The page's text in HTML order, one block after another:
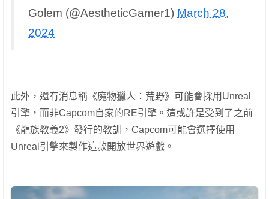
Golem (@AestheticGamer1) March 28,
2024
此外，還有消息稱《魔物獵人：荒野》可能會採用Unreal
引擎，而非Capcom自家的RE引擎。這或許是受到了之前
《龍族教義2》發行的教訓，Capcom可能會選擇使用
Unreal引擎來製作這款開放世界遊戲。